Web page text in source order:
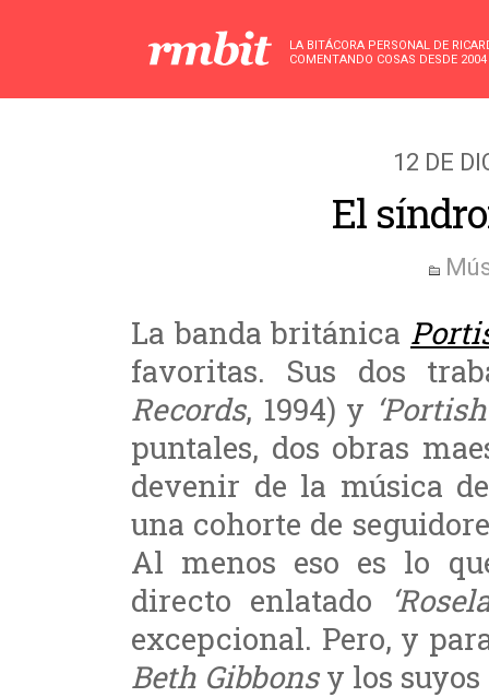
LA BITÁCORA PERSONAL DE
COMENTANDO COSAS DESDE 2004
12 DE
El
La banda británica
favoritas. Sus dos
Records, 1994) y
puntales, dos obras
devenir de la música
una cohorte de
Al menos eso es lo
directo enlatado
excepcional. Pero, y
Beth Gibbonsy los suyos